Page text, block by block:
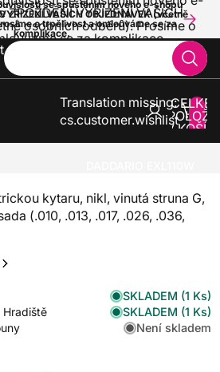
se spuštěním nového e-shopu
VAŠICH OBJEDNÁVEK (včetně
o trpělivost a omlouváme se za
komplikace.
VYŘÍZENÍ VAŠICH
osobních odběrů). Prosíme o
se za komplikace.
Translation missing:
cs.customer.wishlist
V
0
kytaru, nikl, vinutá struna G,
(.010, .013, .017, .026, .036,
SKLADEM (1 Ks)
Hradiště
SKLADEM (1 Ks)
Není skladem